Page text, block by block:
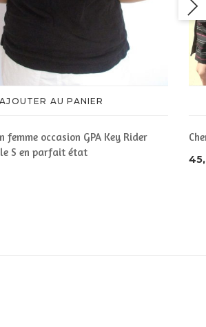
AJOUTER AU PANIER
femme occasion GPA Key Rider
S en parfait état